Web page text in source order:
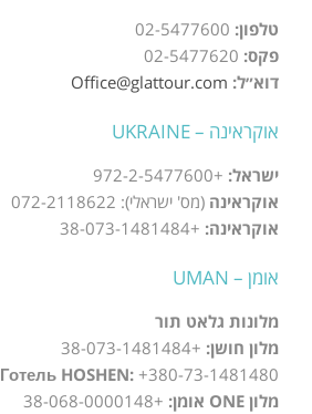
טלפון:
פקס:
דוא״ל: Office@glattour.com
אוקראינה – UKRAINE
ישראל: +972-2-5477600
אוקראינה (מס' ישראלי): 072-2118622
אוקראינה: +38-073-1481484
אומן – UMAN
מלונות גלאט תור
מלון חושן: +38-073-1481484
Готель HOSHEN: +380-73-1481480
מלון ONE אומן:
+38-068-0000148